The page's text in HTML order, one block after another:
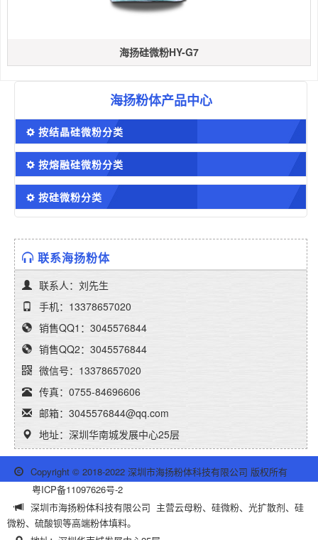
海扬硅微粉HY-G7
海扬粉体产品中心
按结晶硅微粉分类
按熔融硅微粉分类
按硅微粉分类
联系海扬粉体
联系人：刘先生
手机：13378657020
销售QQ1：3045576844
销售QQ2：3045576844
微信号：13378657020
传真：0755-84696606
邮箱：3045576844@qq.com
地址：深圳华南城发展中心25层
Copyright © 2018-2022 深圳市海扬粉体科技有限公司 版权所有
粤ICP备11097626号-2
深圳市海扬粉体科技有限公司 主营云母粉、硅微粉、光扩散剂、硅
微粉、硫酸钡等高端粉体填料。